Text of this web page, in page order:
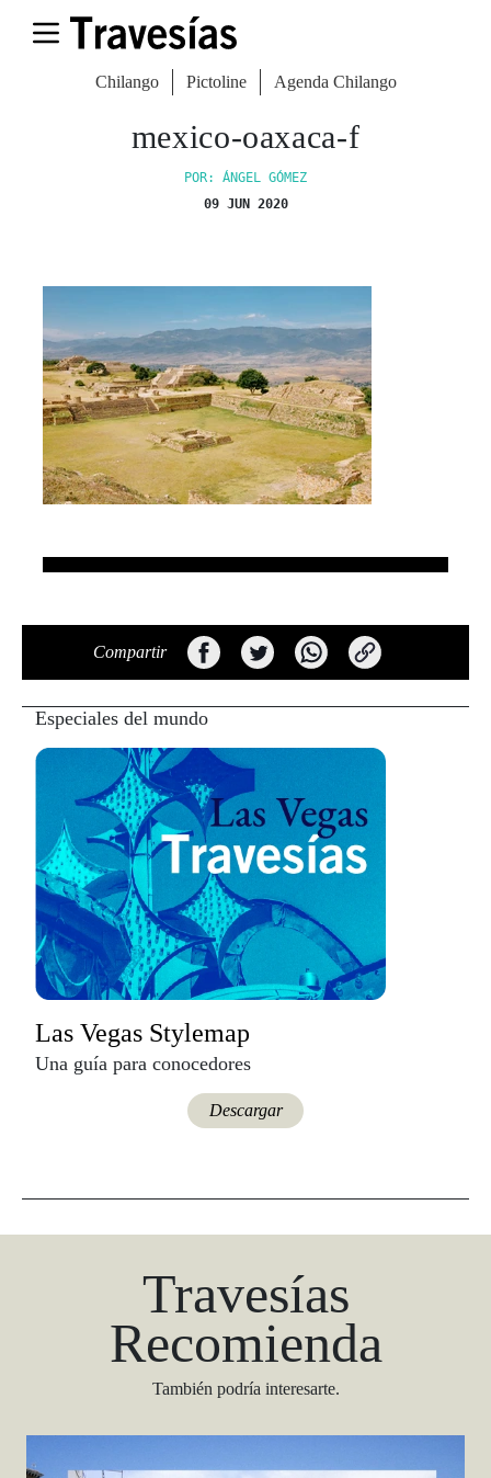
Chilango Pictoline Agenda Chilango
mexico-oaxaca-f
POR: ÁNGEL GÓMEZ
09 JUN 2020
Compartir
Especiales del mundo
Las Vegas Stylemap
Una guía para conocedores
Descargar
Travesías
Recomienda
También podría interesarte.